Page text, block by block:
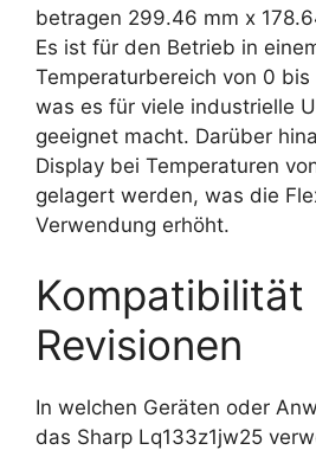
betragen 299.46 mm x
Es ist für den Betrieb in
Temperaturbereich von 0 bis
was es für viele industrielle
geeignet macht. Darüber
Display bei Temperaturen
gelagert werden, was die
Verwendung erhöht.
Kompatibilität
Revisionen
In welchen Geräten oder
das Sharp Lq133z1jw25